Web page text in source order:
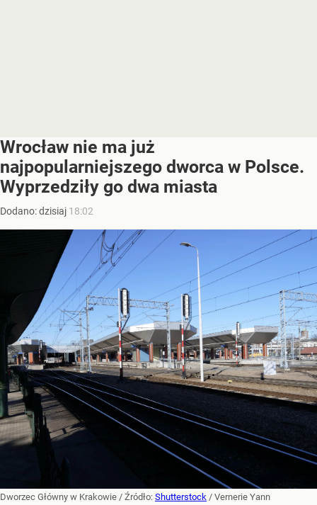
Wrocław nie ma już
najpopularniejszego dworca w Polsce.
Wyprzedziły go dwa miasta
Dodano:dzisiaj 18:02
Dworzec Główny w Krakowie / Źródło: Shutterstock / Vernerie Yann